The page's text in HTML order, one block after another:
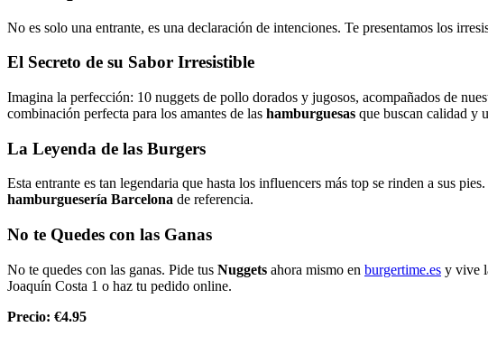
No es solo una entrante, es una declaración de intenciones. Te presentamos los
El Secreto de su Sabor Irresistible
Imagina la perfección: 10 nuggets de pollo dorados y jugosos, acompañados de
combinación perfecta para los amantes de las hamburguesas que buscan calidad y
La Leyenda de las Burgers
Esta entrante es tan legendaria que hasta los influencers más top se rinden a sus
hamburguesería Barcelona de referencia.
No te Quedes con las Ganas
No te quedes con las ganas. Pide tus Nuggets ahora mismo en burgertime.es y vive
Joaquín Costa 1 o haz tu pedido online.
Precio: €4.95